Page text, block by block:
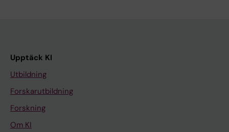
Upptäck KI
Utbildning
Forskarutbildning
Forskning
Om KI